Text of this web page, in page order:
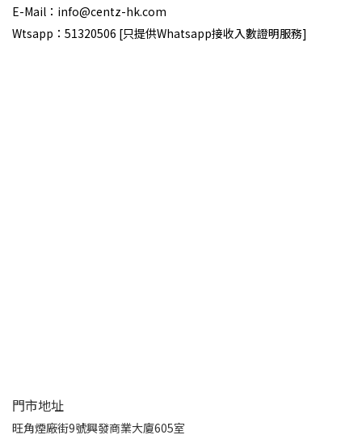
E-Mail：info@centz-hk.com
Wtsapp：51320506 [只提供Whatsapp接收入數證明服務]
門市地址
旺角煙廠街9號興發商業大廈605室